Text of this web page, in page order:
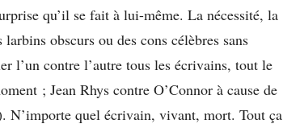
qu’il se fait à lui-même. La nécessité, la
obscurs ou des cons célèbres sans
l’un contre l’autre tous les écrivains, tout le
; Jean Rhys contre O’Connor à cause de
N’importe quel écrivain, vivant, mort. Tout ça